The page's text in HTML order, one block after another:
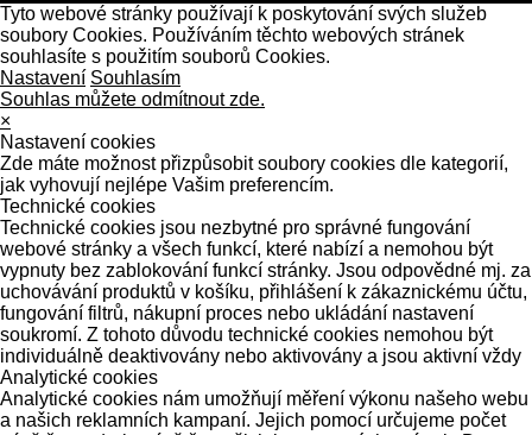
Tyto webové stránky používají k poskytování svých služeb
soubory Cookies. Používáním těchto webových stránek
souhlasíte s použitím souborů Cookies.
Nastavení Souhlasím
Souhlas můžete odmítnout zde.
×
Nastavení cookies
Zde máte možnost přizpůsobit soubory cookies dle kategorií,
jak vyhovují nejlépe Vašim preferencím.
Technické cookies
Technické cookies jsou nezbytné pro správné fungování
webové stránky a všech funkcí, které nabízí a nemohou být
vypnuty bez zablokování funkcí stránky. Jsou odpovědné mj. za
uchovávání produktů v košíku, přihlášení k zákaznickému účtu,
fungování filtrů, nákupní proces nebo ukládání nastavení
soukromí. Z tohoto důvodu technické cookies nemohou být
individuálně deaktivovány nebo aktivovány a jsou aktivní vždy
Analytické cookies
Analytické cookies nám umožňují měření výkonu našeho webu
a našich reklamních kampaní. Jejich pomocí určujeme počet